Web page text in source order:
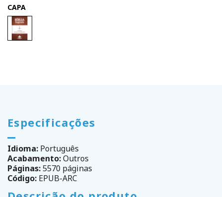
CAPA
Especificações
Idioma: Português
Acabamento:Outros
Páginas:5570 páginas
Código: EPUB-ARC